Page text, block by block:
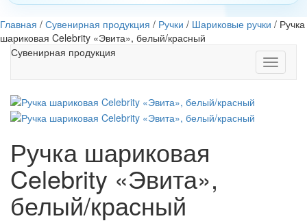
Главная / Сувенирная продукция / Ручки / Шариковые ручки / Ручка
шариковая Celebrity «Эвита», белый/красный
Toggle
Сувенирная продукция
Ручка шариковая
Celebrity «Эвита»,
белый/красный